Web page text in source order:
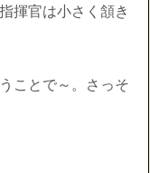
揮官は小さく頷き
ことで～。さっそ